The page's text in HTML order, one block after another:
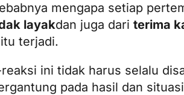
mengapa setiap
layakdan juga dari terima
terjadi.
ini tidak harus selalu
pada hasil dan